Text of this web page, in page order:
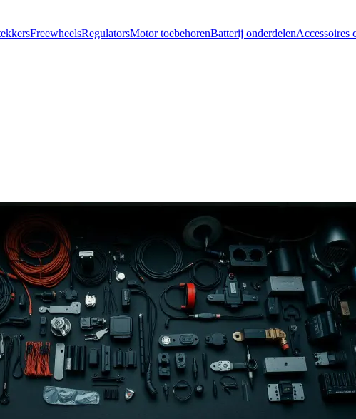
FreewheelsRegulatorsMotor toebehorenBatterij onderdelenAccessoires